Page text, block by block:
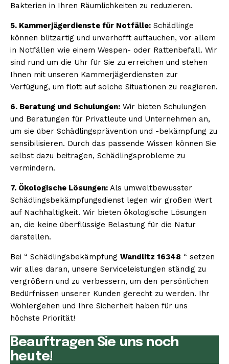
Bakterien in Ihren Räumlichkeiten zu reduzieren.
5. Kammerjägerdienste für Notfälle: Schädlinge
können blitzartig und unverhofft auftauchen, vor allem
in Notfällen wie einem Wespen- oder Rattenbefall. Wir
sind rund um die Uhr für Sie zu erreichen und stehen
Ihnen mit unseren Kammerjägerdiensten zur
Verfügung, um flott auf solche Situationen zu reagieren.
6. Beratung und Schulungen: Wir bieten Schulungen
und Beratungen für Privatleute und Unternehmen an,
um sie über Schädlingsprävention und -bekämpfung zu
sensibilisieren. Durch das passende Wissen können Sie
selbst dazu beitragen, Schädlingsprobleme zu
vermindern.
7. Ökologische Lösungen: Als umweltbewusster
Schädlingsbekämpfungsdienst legen wir großen Wert
auf Nachhaltigkeit. Wir bieten ökologische Lösungen
an, die keine überflüssige Belastung für die Natur
darstellen.
Bei “ Schädlingsbekämpfung Wandlitz 16348 “ setzen
wir alles daran, unsere Serviceleistungen ständig zu
vergrößern und zu verbessern, um den persönlichen
Bedürfnissen unserer Kunden gerecht zu werden. Ihr
Wohlergehen und Ihre Sicherheit haben für uns
höchste Priorität!
Beauftragen Sie uns noch
heute!